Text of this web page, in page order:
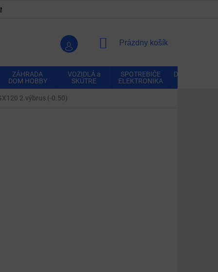
NÁKUPNÝ
Prázdny košík
ZÁHRADA
DOM HOBBY
VOZIDLÁ a
SKÚTRE
SPOTREBIČE
ELEKTRONIKA
DOMÁCNOSŤ
2.výbrus (-0.50)